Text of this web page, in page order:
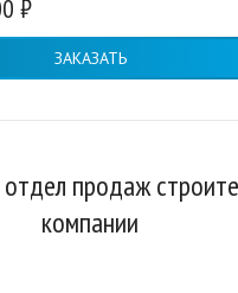
₽
ЗАКАЗАТЬ
продаж
компании